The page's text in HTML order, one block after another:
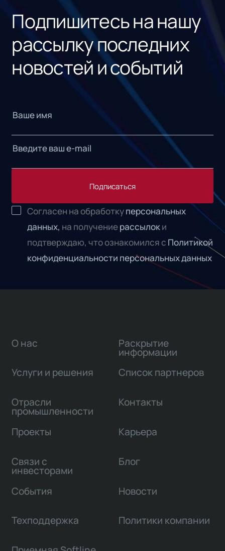
Подпишитесь на нашу
рассылку последних
новостей и событий
Подписаться
Согласен на обработкуперсональных
данных, на получениерассылоки
подтверждаю, что ознакомился с Политикой
конфиденциальности персональных данных
О нас
Услуги и решения
Отрасли
промышленности
Проекты
Связи с
инвесторами
Раскрытие
информации
Список партнеров
Контакты
Карьера
Блог
События Новости
Техподдержка Политики компании